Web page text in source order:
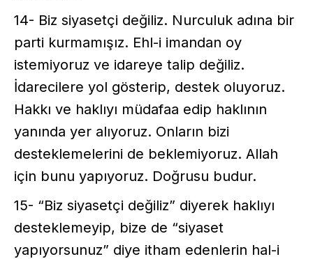
14- Biz siyasetçi değiliz. Nurculuk adına bir
parti kurmamışız. Ehl-i imandan oy
istemiyoruz ve idareye talip değiliz.
İdarecilere yol gösterip, destek oluyoruz.
Hakkı ve haklıyı müdafaa edip haklının
yanında yer alıyoruz. Onların bizi
desteklemelerini de beklemiyoruz. Allah
için bunu yapıyoruz. Doğrusu budur.
15- “Biz siyasetçi değiliz” diyerek haklıyı
desteklemeyip, bize de “siyaset
yapıyorsunuz” diye itham edenlerin hal-i